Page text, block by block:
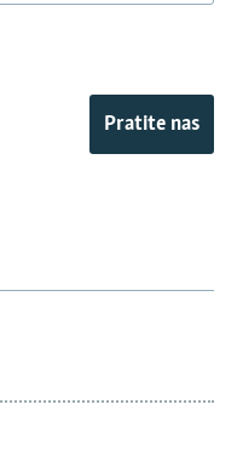
Pratite nas